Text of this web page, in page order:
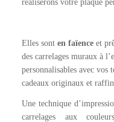
réaliserons votre plaque
Elles sont en faïenceet
des carrelages muraux à
personnalisables avec vos
cadeaux originaux et
Une technique
carrelages aux